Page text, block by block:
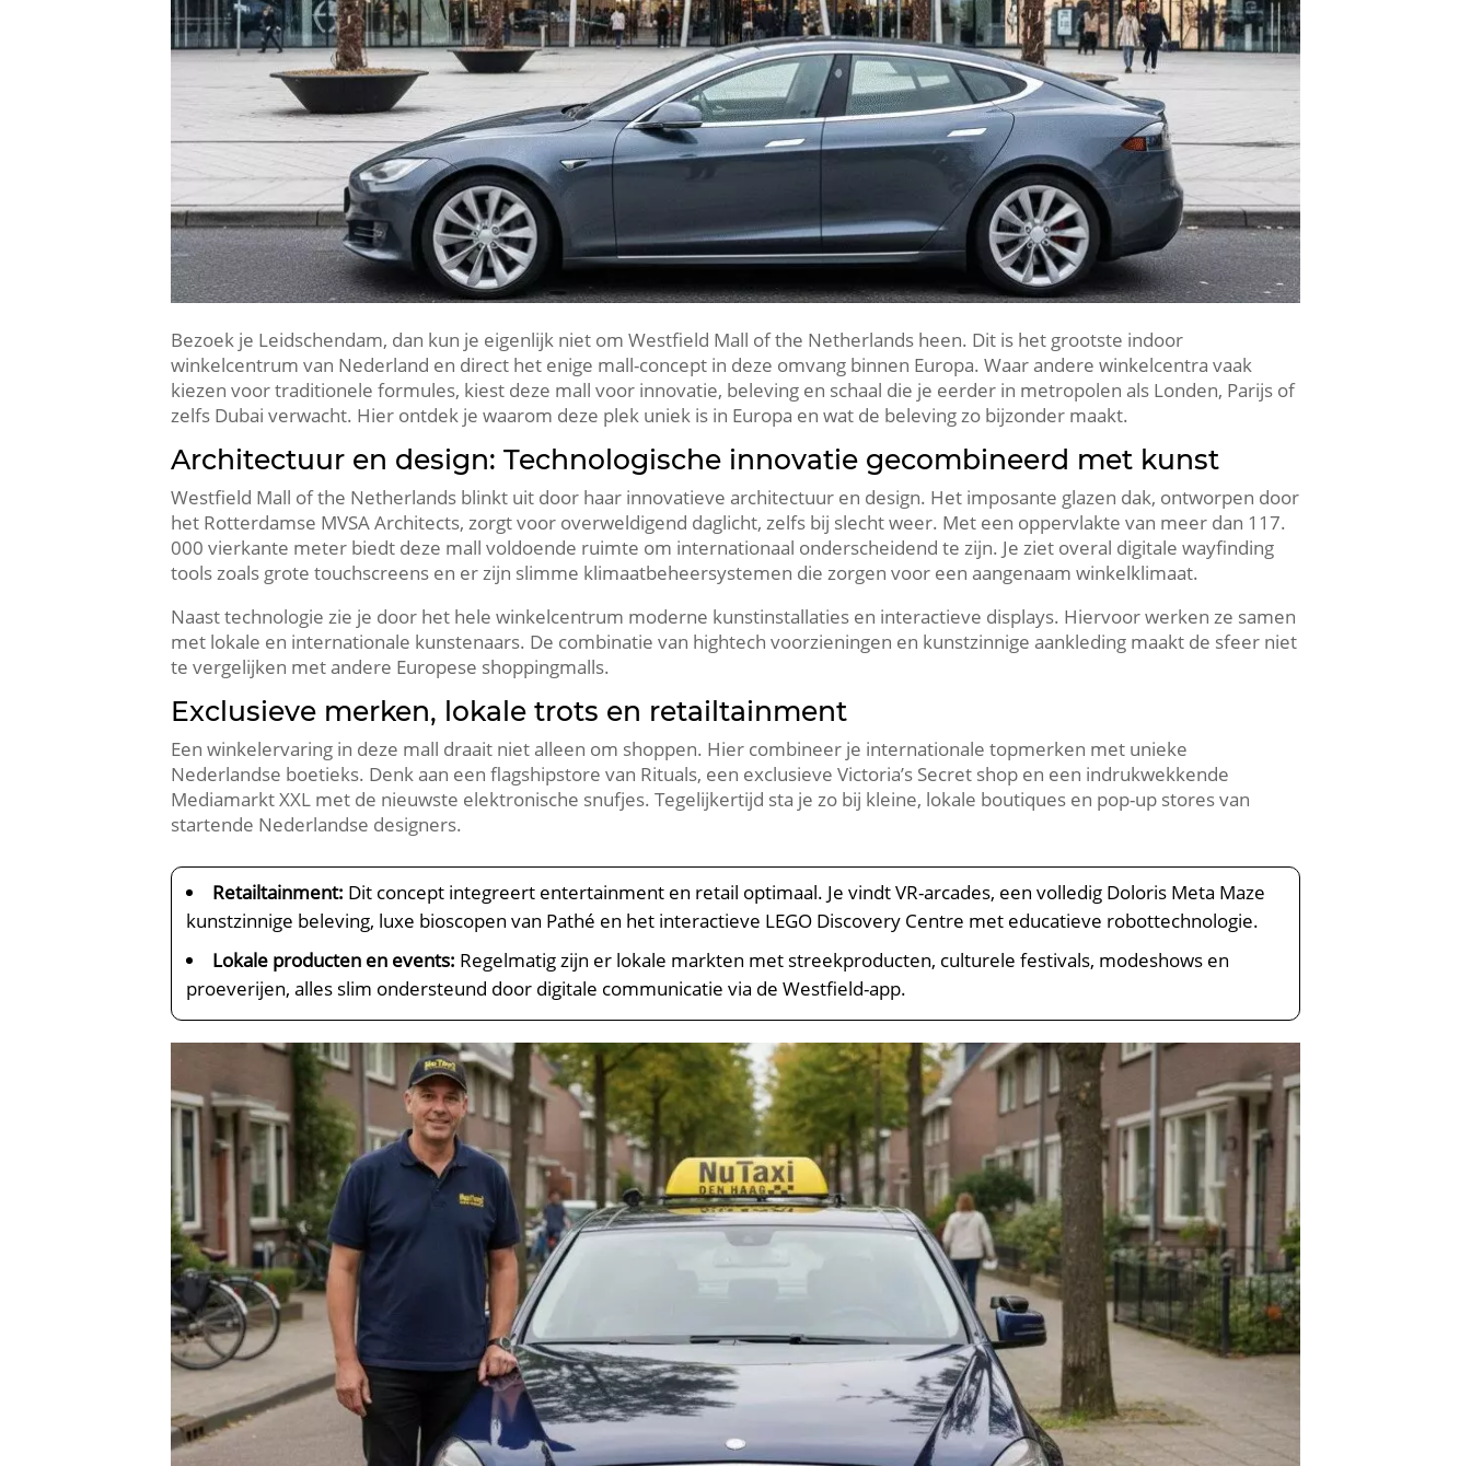
Bezoek je Leidschendam, dan kun je eigenlijk niet om Westfield Mall of the Netherlands heen.​ Dit is het grootste indoor
winkelcentrum van Nederland en direct het enige mall-concept in deze omvang binnen Europa.​ Waar andere winkelcentra vaak
kiezen voor traditionele formules, kiest deze mall voor innovatie, beleving en schaal die je eerder in metropolen als Londen, Parijs of
zelfs Dubai verwacht.​ Hier ontdek je waarom deze plek uniek is in Europa en wat de beleving zo bijzonder maakt.​
Architectuur en design: Technologische innovatie gecombineerd met kunst
Westfield Mall of the Netherlands blinkt uit door haar innovatieve architectuur en design.​ Het imposante glazen dak, ontworpen door
het Rotterdamse MVSA Architects, zorgt voor overweldigend daglicht, zelfs bij slecht weer.​ Met een oppervlakte van meer dan 117.​
000 vierkante meter biedt deze mall voldoende ruimte om internationaal onderscheidend te zijn.​ Je ziet overal digitale wayfinding
tools zoals grote touchscreens en er zijn slimme klimaatbeheersystemen die zorgen voor een aangenaam winkelklimaat.​
Naast technologie zie je door het hele winkelcentrum moderne kunstinstallaties en interactieve displays.​ Hiervoor werken ze samen
met lokale en internationale kunstenaars.​ De combinatie van hightech voorzieningen en kunstzinnige aankleding maakt de sfeer niet
te vergelijken met andere Europese shoppingmalls.​
Exclusieve merken, lokale trots en retailtainment
Een winkelervaring in deze mall draait niet alleen om shoppen.​ Hier combineer je internationale topmerken met unieke
Nederlandse boetieks.​ Denk aan een flagshipstore van Rituals, een exclusieve Victoria’s Secret shop en een indrukwekkende
Mediamarkt XXL met de nieuwste elektronische snufjes.​ Tegelijkertijd sta je zo bij kleine, lokale boutiques en pop-up stores van
startende Nederlandse designers.​
Retailtainment: Dit concept integreert entertainment en retail optimaal.​ Je vindt VR-arcades, een volledig Doloris Meta Maze
kunstzinnige beleving, luxe bioscopen van Pathé en het interactieve LEGO Discovery Centre met educatieve robottechnologie.​
Lokale producten en events: Regelmatig zijn er lokale markten met streekproducten, culturele festivals, modeshows en
proeverijen, alles slim ondersteund door digitale communicatie via de Westfield-app.​